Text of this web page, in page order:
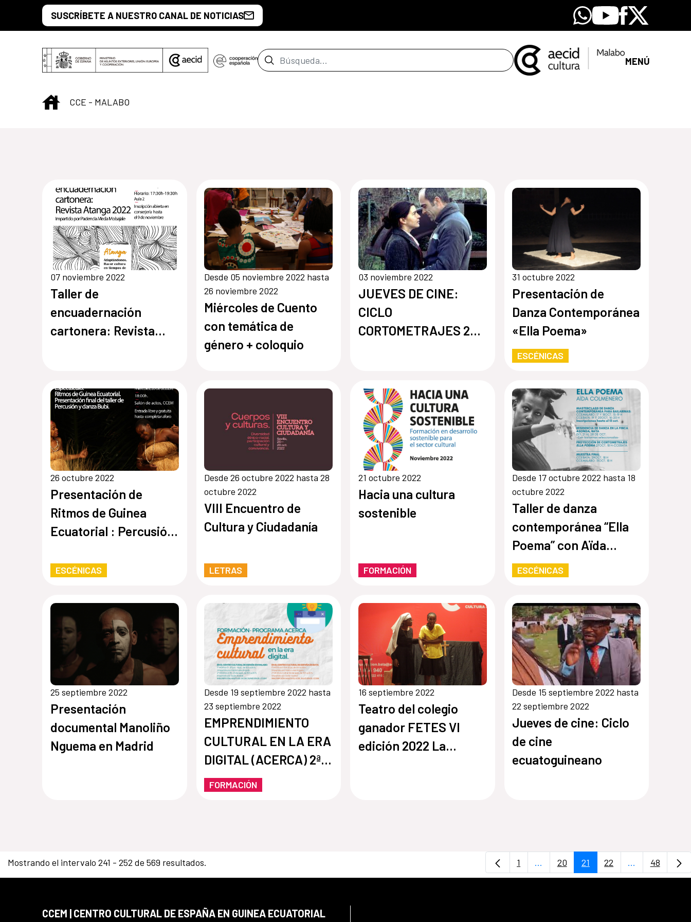
Saltar al contenido principal
SUSCRÍBETE A NUESTRO CANAL DE NOTICIAS Whatsapp
YoutubeFacebook
X
Barra de búsqueda MENÚ
INICIO
CCE - MALABO
07 noviembre 2022
Taller de
encuadernación
cartonera: Revista
Desde 05 noviembre 2022 hasta
26 noviembre 2022
Miércoles de Cuento
con temática de
género + coloquio
03 noviembre 2022
JUEVES DE CINE:
CICLO
CORTOMETRAJES 25N
VIOLENCIA DE
GÉNERO
31 octubre 2022
Presentación de
Danza Contemporánea
«Ella Poema»
ESCÉNICAS
26 octubre 2022
Presentación de
Ritmos de Guinea
Ecuatorial : Percusión
ESCÉNICAS
Desde 26 octubre 2022 hasta 28
octubre 2022
VIII Encuentro de
Cultura y Ciudadanía
LETRAS
21 octubre 2022
Hacia una cultura
sostenible
FORMACIÓN
Desde 17 octubre 2022 hasta 18
octubre 2022
Taller de danza
contemporánea “Ella
Poema” con Aïda
colmenero en
colaboración con Casa
África
ESCÉNICAS
25 septiembre 2022
Presentación
documental Manoliño
Nguema en Madrid
Desde 19 septiembre 2022 hasta
23 septiembre 2022
EMPRENDIMIENTO
CULTURAL EN LA ERA
DIGITAL (ACERCA) 2ª
PARTE
FORMACIÓN
16 septiembre 2022
Teatro del colegio
ganador FETES VI
edición 2022 La
Desde 15 septiembre 2022 hasta
22 septiembre 2022
Jueves de cine: Ciclo
de cine
ecuatoguineano
Mostrando el intervalo 241 - 252 de 569 resultados. Página
1 ...Páginas intermedias Use TAB para
Página
20 Página
21 Página
22 ...PáginasPágina
48
CCEM | CENTRO CULTURAL DE ESPAÑA EN GUINEA ECUATORIAL